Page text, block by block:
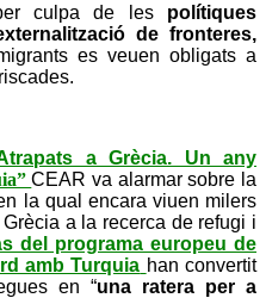
culpa de les polítiques
de fronteres,
es veuen obligats a
a Grècia. Un any
CEAR va alarmar sobre la
la qual encara viuen milers
a la recerca de refugi i
del programa europeu de
amb Turquia han convertit
en “una ratera per a